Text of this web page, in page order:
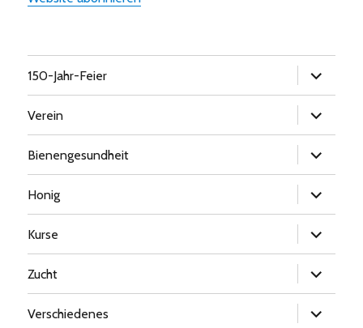
150-Jahr-Feier
öffnen
Verein
öffnen
Bienengesundheit
öffnen
Honig
öffnen
Kurse
öffnen
Zucht
öffnen
Verschiedenes
öffnen